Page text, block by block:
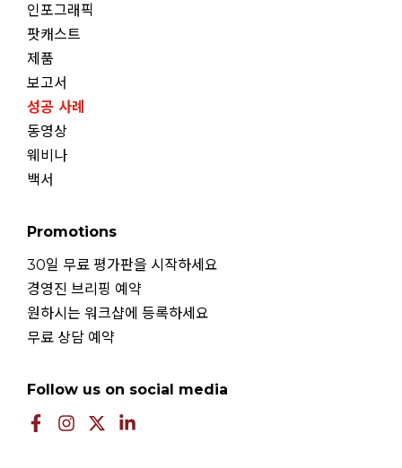
인포그래픽
팟캐스트
제품
보고서
성공 사례
동영상
웨비나
백서
Promotions
30일 무료 평가판을 시작하세요
경영진 브리핑 예약
원하시는 워크샵에 등록하세요
무료 상담 예약
Follow us on social media